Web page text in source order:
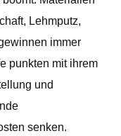
Lehmputz,
immer
punkten mit ihrem
und
senken.